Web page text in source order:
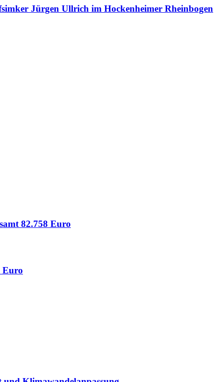
Jürgen Ullrich im Hockenheimer Rheinbogen
82.758 Euro
Euro